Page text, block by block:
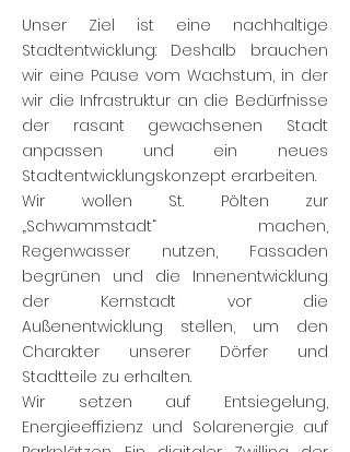
Unser Ziel ist eine nachhaltige
Stadtentwicklung: Deshalb brauchen
wir eine Pause vom Wachstum, in der
wir die Infrastruktur an die Bedürfnisse
der rasant gewachsenen Stadt
anpassen und ein neues
Stadtentwicklungskonzept erarbeiten.
Wir wollen St. Pölten zur
„Schwammstadt“ machen,
Regenwasser nutzen, Fassaden
begrünen und die Innenentwicklung
der Kernstadt vor die
Außenentwicklung stellen, um den
Charakter unserer Dörfer und
Stadtteile zu erhalten.
Wir setzen auf Entsiegelung,
Energieeffizienz und Solarenergie auf